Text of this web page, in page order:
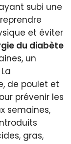
subi une
et éviter
du diabète
un
de poulet et
prévenir les
semaines,
gras,